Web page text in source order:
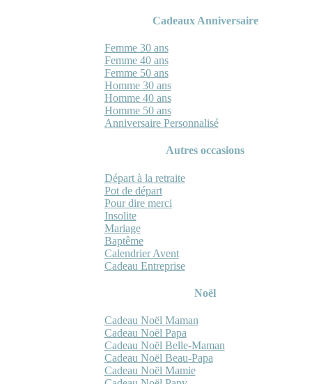
Cadeaux Anniversaire
Femme 30 ans
Femme 40 ans
Femme 50 ans
Homme 30 ans
Homme 40 ans
Homme 50 ans
Anniversaire Personnalisé
Autres occasions
Départ à la retraite
Pot de départ
Pour dire merci
Insolite
Mariage
Baptême
Calendrier Avent
Cadeau Entreprise
Noël
Cadeau Noël Maman
Cadeau Noël Papa
Cadeau Noël Belle-Maman
Cadeau Noël Beau-Papa
Cadeau Noël Mamie